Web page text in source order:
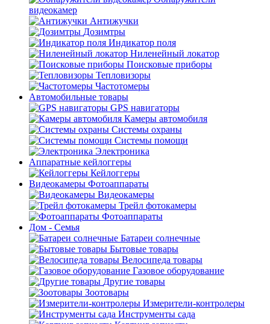
видеокамер
Антижучки
Дозимтры
Индикатор поля
Ниленейный локатор
Поисковые приборы
Тепловизоры
Частотомеры
Автомобильные товары
GPS навигаторы
Камеры автомобиля
Системы охраны
Системы помощи
Электроника
Аппаратные кейлоггеры
Кейлоггеры
Видеокамеры Фотоаппараты
Видеокамеры
Трейл фотокамеры
Фотоаппараты
Дом - Семья
Батареи солнечные
Бытовые товары
Велосипеда товары
Газовое оборудование
Другие товары
Зоотовары
Измерители-контролеры
Инструменты сада